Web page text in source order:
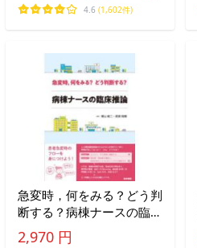
4.6 (1,602件)
急変時，何をみる？どう判
断する？病棟ナースの臨床
推論
2,970 円